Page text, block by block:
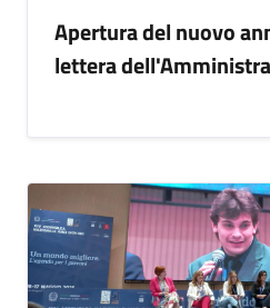
Apertura del nuovo
lettera